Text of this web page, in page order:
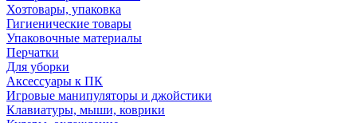
Хозтовары, упаковка
Гигиенические товары
Упаковочные материалы
Перчатки
Для уборки
Аксессуары к ПК
Игровые манипуляторы и джойстики
Клавиатуры, мыши, коврики